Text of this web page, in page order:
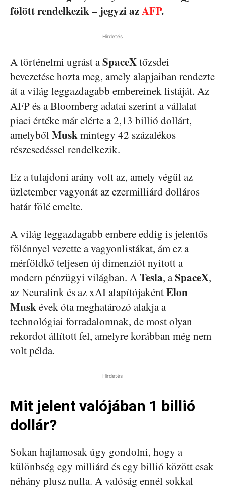
fölött rendelkezik – jegyzi azAFP.
Hirdetés
A történelmi ugrást aSpaceXtőzsdei
bevezetése hozta meg, amely alapjaiban rendezte
át a világ leggazdagabb embereinek listáját. Az
AFP és a Bloomberg adatai szerint a vállalat
piaci értéke már elérte a 2,13 billió dollárt,
amelybőlMuskmintegy 42 százalékos
részesedéssel rendelkezik.
Ez a tulajdoni arány volt az, amely végül az
üzletember vagyonát az ezermilliárd dolláros
határ fölé emelte.
A világ leggazdagabb embere eddig is jelentős
fölénnyel vezette a vagyonlistákat, ám ez a
mérföldkő teljesen új dimenziót nyitott a
modern pénzügyi világban. ATesla, aSpaceX,
az Neuralink és az xAI alapítójakéntElon
Muskévek óta meghatározó alakja a
technológiai forradalomnak, de most olyan
rekordot állított fel, amelyre korábban még nem
volt példa.
Hirdetés
Mit jelent valójában 1 billió
dollár?
Sokan hajlamosak úgy gondolni, hogy a
különbség egy milliárd és egy billió között csak
néhány plusz nulla. A valóság ennél sokkal